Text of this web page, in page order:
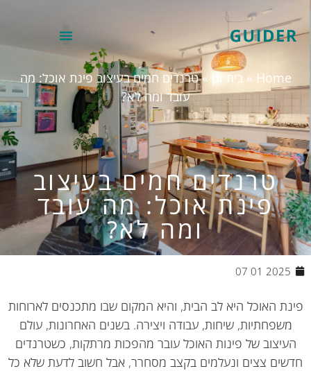
Home
»בית וגן» טרנדים חמים בעיצוב פינת אוכל: מה
עובד ומה לא?
טרנדים חמים בעיצוב
פינת אוכל: מה עובד
ומה לא?
2025 01 07
האוכל היא לב הבית, והיא המקום שבו מתכנסים לארוחות
משפחתיות, שיחות, עבודה ויצירה. בשנים האחרונות, עולם
של פינות האוכל עובר מהפכות מרתקות, כשטרנדים
צצים ונעלמים בקצב מסחרר, אבל חשוב לדעת שלא כל